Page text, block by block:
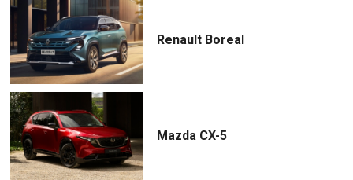
Renault Boreal
Mazda CX-5